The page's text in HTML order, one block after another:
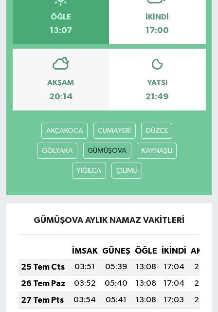
ÖĞLE
13:07
İKINDI
17:00
AKŞAM
20:14
YATSI
21:49
AKÇAKOCA CUMAYERİ DÜZCE
GÖLYAKA GÜMÜŞOVA KAYNAŞLI
YIĞILCA ÇİLİMLİ
GÜMÜŞOVA AYLIK NAMAZ VAKITLERI
İMSAK GÜNEŞ ÖĞLE İKINDI
25 Tem Cts
03:51 05:39 13:08 17:04
20:27
26 Tem Paz
03:52 05:40 13:08 17:04
20:26
27 Tem Pts
03:54 05:41 13:08 17:03
20:25